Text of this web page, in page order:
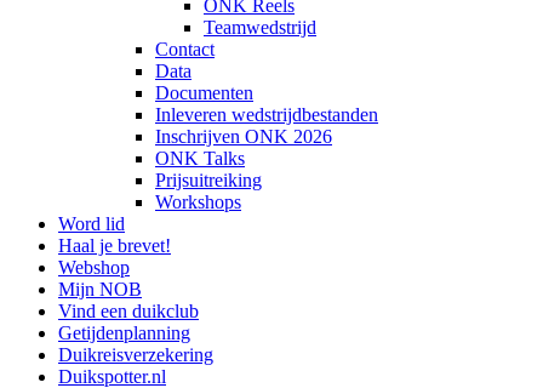
ONK Reels
Teamwedstrijd
Contact
Data
Documenten
Inleveren wedstrijdbestanden
Inschrijven ONK 2026
ONK Talks
Prijsuitreiking
Workshops
Word lid
Haal je brevet!
Webshop
Mijn NOB
Vind een duikclub
Getijdenplanning
Duikreisverzekering
Duikspotter.nl